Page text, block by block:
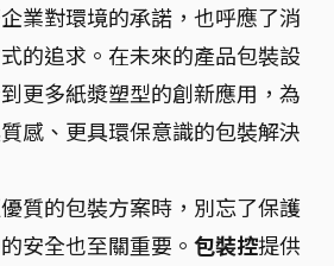
業對環境的承諾，也呼應了消
的追求。在未來的產品包裝設
更多紙漿塑型的創新應用，為
感、更具環保意識的包裝解決
質的包裝方案時，別忘了保護
安全也至關重要。 包裝控提供